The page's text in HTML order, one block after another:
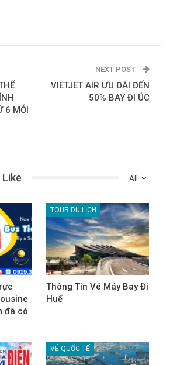
6 MỖI
NEXT POST
VIETJET AIR ƯU ĐÃI ĐẾN
50% BAY ĐI ÚC
All
đã có
TOUR DU LỊCH
Thông Tin Vé Máy Bay Đi
Huế
VÉ QUỐC TẾ